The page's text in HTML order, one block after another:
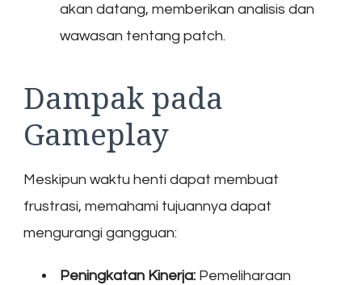
akan datang, memberikan analisis dan
wawasan tentang patch.
Dampak pada
Gameplay
Meskipun waktu henti dapat membuat
frustrasi, memahami tujuannya dapat
mengurangi gangguan:
Peningkatan Kinerja: Pemeliharaan